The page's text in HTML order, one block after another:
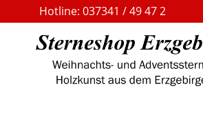
Hotline: 037341 / 49 47 2